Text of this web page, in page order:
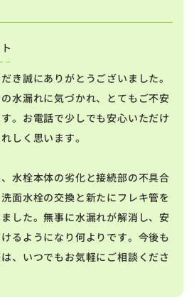
き誠にありがとうございました。
水漏れに気づかれ、とてもご不安
。お電話で少しでも安心いただけ
しく思います。
水栓本体の劣化と接続部の不具合
面水栓の交換と新たにフレキ管を
した。無事に水漏れが解消し、安
るようになり何よりです。今後も
、いつでもお気軽にご相談くださ